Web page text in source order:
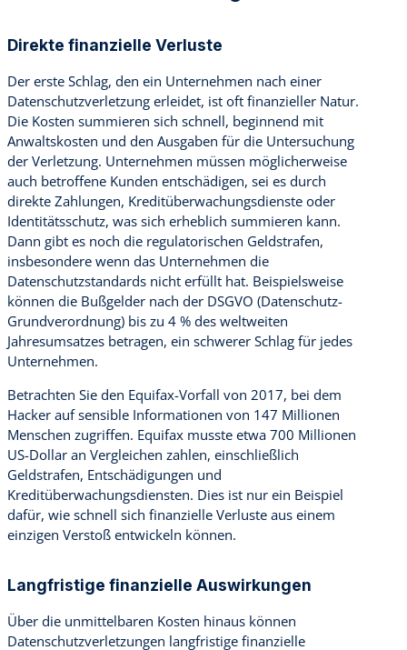
Direkte finanzielle Verluste
Der erste Schlag, den ein Unternehmen nach einer
Datenschutzverletzung erleidet, ist oft finanzieller Natur.
Die Kosten summieren sich schnell, beginnend mit
Anwaltskosten und den Ausgaben für die Untersuchung
der Verletzung. Unternehmen müssen möglicherweise
auch betroffene Kunden entschädigen, sei es durch
direkte Zahlungen, Kreditüberwachungsdienste oder
Identitätsschutz, was sich erheblich summieren kann.
Dann gibt es noch die regulatorischen Geldstrafen,
insbesondere wenn das Unternehmen die
Datenschutzstandards nicht erfüllt hat. Beispielsweise
können die Bußgelder nach der DSGVO (Datenschutz-
Grundverordnung) bis zu 4 % des weltweiten
Jahresumsatzes betragen, ein schwerer Schlag für jedes
Unternehmen.
Betrachten Sie den Equifax-Vorfall von 2017, bei dem
Hacker auf sensible Informationen von 147 Millionen
Menschen zugriffen. Equifax musste etwa 700 Millionen
US-Dollar an Vergleichen zahlen, einschließlich
Geldstrafen, Entschädigungen und
Kreditüberwachungsdiensten. Dies ist nur ein Beispiel
dafür, wie schnell sich finanzielle Verluste aus einem
einzigen Verstoß entwickeln können.
Langfristige finanzielle Auswirkungen
Über die unmittelbaren Kosten hinaus können
Datenschutzverletzungen langfristige finanzielle